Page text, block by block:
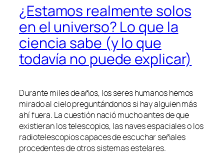
¿Estamos realmente solos
en el universo? Lo que la
ciencia sabe (y lo que
todavía no puede explicar)
Durante miles de años, los seres humanos hemos
mirado al cielo preguntándonos si hay alguien más
ahí fuera. La cuestión nació mucho antes de que
existieran los telescopios, las naves espaciales o los
radiotelescopios capaces de escuchar señales
procedentes de otros sistemas estelares.